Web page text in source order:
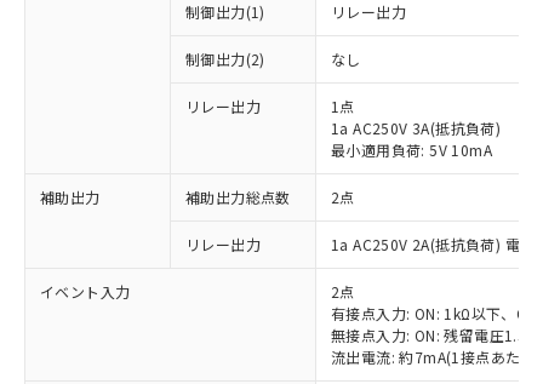
制御出力(1) リレー出力
制御出力(2) なし
リレー出力
1点
1a AC250V 3A(抵抗負荷)
最小適用負荷: 5V 10mA
補助出力 補助出力総点数 2点
リレー出力 1a AC250V 2A(抵抗負荷) 電
イベント入力
2点
有接点入力: ON: 1kΩ以下、
無接点入力: ON: 残留電圧1.5V
流出電流: 約7mA(1接点あたり)